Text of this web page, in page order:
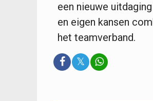
een nieuwe
en eigen kansen
het teamverband.
𝕏